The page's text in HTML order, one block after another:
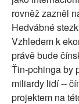
rovněž zazněl
Hedvábné
Vzhledem k
právě bude
Ťin-pchinga by
miliardy lidí --
projektem na